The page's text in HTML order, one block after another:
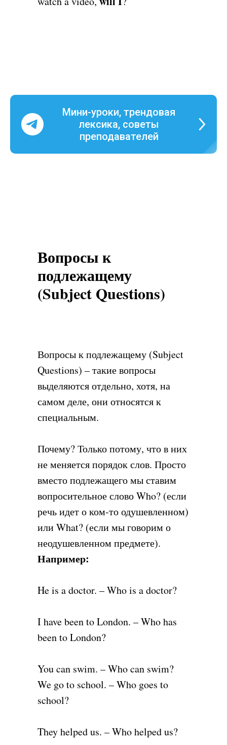
Мини-уроки, трендовая
лексика, советы
преподавателей
Вопросы к
подлежащему
(Subject Questions)
Вопросы к подлежащему (Subject
Questions) – такие вопросы
выделяются отдельно, хотя, на
самом деле, они относятся к
специальным.
Почему? Только потому, что в них
не меняется порядок слов. Просто
вместо подлежащего мы ставим
вопросительное слово Who? (если
речь идет о ком-то одушевленном)
или What? (если мы говорим о
неодушевленном предмете).
Например:
He is a doctor. – Who is a doctor?
I have been to London. – Who has
been to London?
You can swim. – Who can swim?
We go to school. – Who goes to
school?
They helped us. – Who helped us?